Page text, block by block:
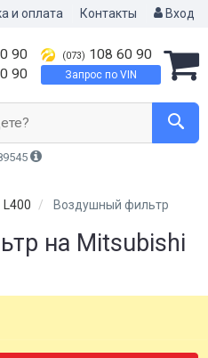
и оплата Контакты Вход
90
90
(073) 108 60 90
Запрос по VIN
L400 Воздушный фильтр
на Mitsubishi